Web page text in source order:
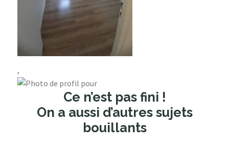
,
Ce n’est pas fini !
On a aussi d’autres sujets
bouillants